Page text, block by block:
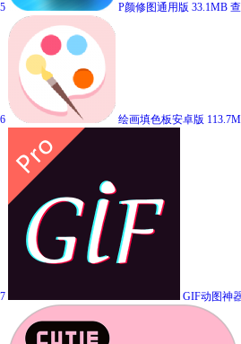
5 P颜修图通用版 33.1MB
6 绘画填色板安卓版
7 GIF动图神